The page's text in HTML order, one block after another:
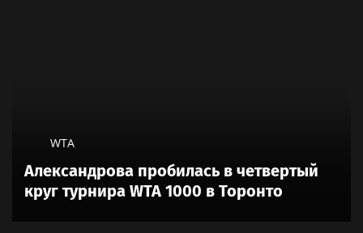
WTA
Александрова пробилась в четвертый
круг турнира WTA 1000 в Торонто